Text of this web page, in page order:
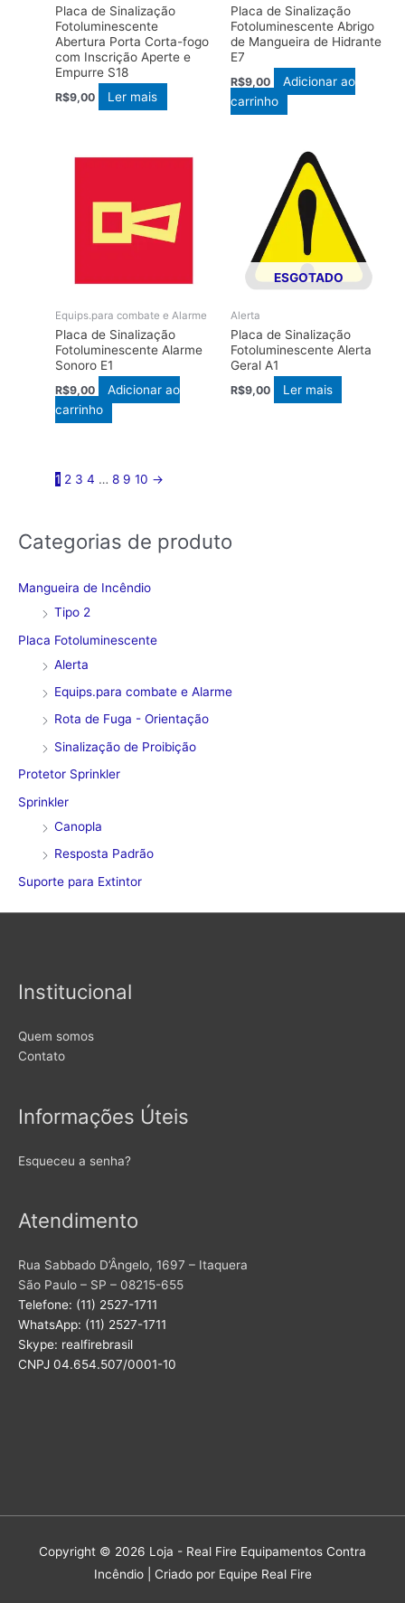
Placa de Sinalização
Fotoluminescente
Abertura Porta Corta-fogo
com Inscrição Aperte e
Empurre S18
R$9,00 Ler mais
Placa de Sinalização
Fotoluminescente Abrigo
de Mangueira de Hidrante
E7
R$9,00
Adicionar ao
carrinho
Equips.para combate e Alarme
Placa de Sinalização
Fotoluminescente Alarme
Sonoro E1
R$9,00
Adicionar ao
carrinho
ESGOTADO
Alerta
Placa de Sinalização
Fotoluminescente Alerta
Geral A1
R$9,00 Ler mais
1 2 3 4 … 8 9 10 →
Categorias de produto
Mangueira de Incêndio
Tipo 2
Placa Fotoluminescente
Alerta
Equips.para combate e Alarme
Rota de Fuga - Orientação
Sinalização de Proibição
Protetor Sprinkler
Sprinkler
Canopla
Resposta Padrão
Suporte para Extintor
Institucional
Quem somos
Contato
Informações Úteis
Esqueceu a senha?
Atendimento
Rua Sabbado D’Ângelo, 1697 – Itaquera
São Paulo – SP – 08215-655
Telefone: (11) 2527-1711
WhatsApp: (11) 2527-1711
Skype: realfirebrasil
CNPJ 04.654.507/0001-10
Copyright © 2026 Loja - Real Fire Equipamentos Contra
Incêndio| Criado por Equipe Real Fire